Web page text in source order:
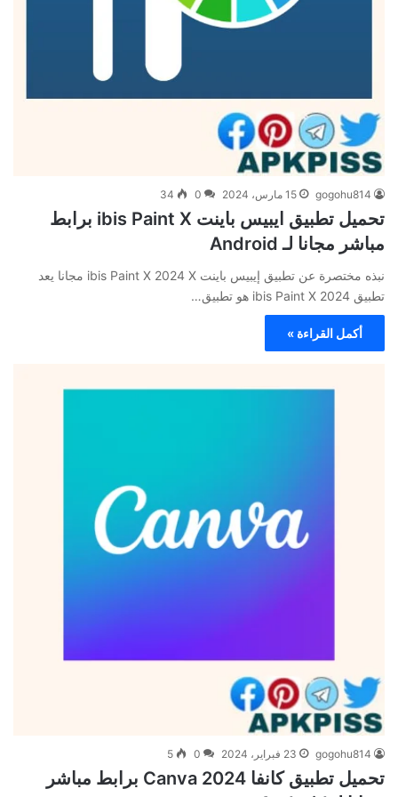
gogohu814 15 مارس، 2024 0
34
تحميل تطبيق ايبيس باينت ibis Paint X برابط
مباشر مجانا لـ Android
نبذه مختصرة عن تطبيق إيبيس باينت ibis Paint X 2024 X مجانا يعد
تطبيق ibis Paint X 2024 هو تطبيق…
أكمل القراءة »
gogohu814 23 فبراير، 2024 0
5
تحميل تطبيق كانفا Canva 2024 برابط مباشر